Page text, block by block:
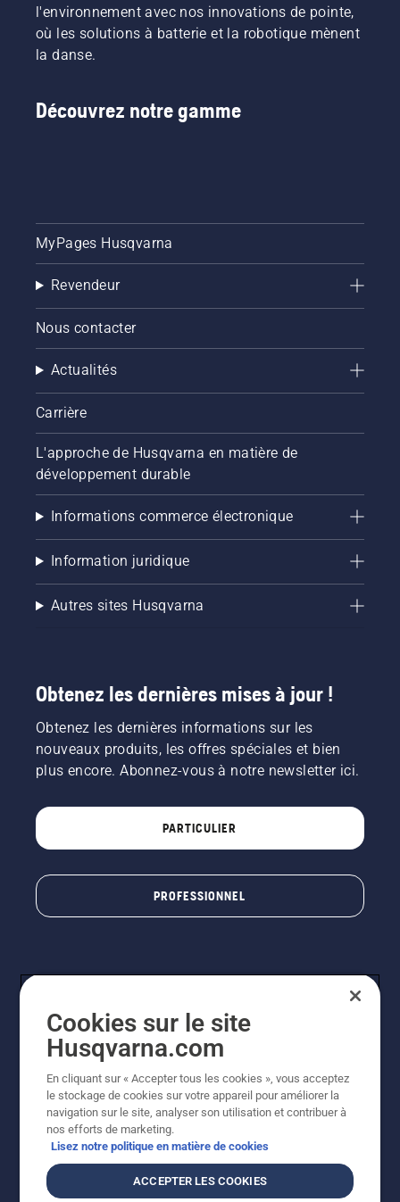
l'environnement avec nos innovations de pointe,
où les solutions à batterie et la robotique mènent
la danse.
Découvrez notre gamme
MyPages Husqvarna
Revendeur
Nous contacter
Actualités
Carrière
L'approche de Husqvarna en matière de
développement durable
Informations commerce électronique
Information juridique
Autres sites Husqvarna
Obtenez les dernières mises à jour !
Obtenez les dernières informations sur les
nouveaux produits, les offres spéciales et bien
plus encore. Abonnez-vous à notre newsletter ici.
PARTICULIER
PROFESSIONNEL
© Husqvarna AB (publ). Tous droits réservés. Les prix
indiqués sont à titre indicatif de Husqvarna Schweiz AG
aux revendeurs participants, prix en CHF, TVA 8,1 % et
TAR incluses. Sous réserve de modification. Tous les
prix indiqués sont des prix de vente recommandés (TVA
incluse), sauf si le produit est disponible pour un achat
Cookies sur le site
Husqvarna.com
En cliquant sur « Accepter tous les cookies », vous acceptez
le stockage de cookies sur votre appareil pour améliorer la
navigation sur le site, analyser son utilisation et contribuer à
nos efforts de marketing.
Lisez notre politique en matière de cookies
ACCEPTER LES COOKIES